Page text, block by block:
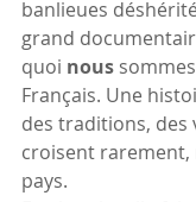
banlieues
grand
quoi nous
Français. Une
des traditions, des
croisent
pays.